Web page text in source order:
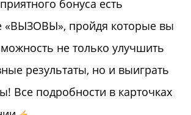
бонуса есть
«ВЫЗОВЫ», пройдя которые вы
не только улучшить
результаты, но и выиграть
Все подробности в карточках